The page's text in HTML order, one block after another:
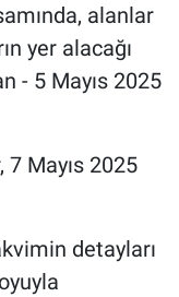
alanlar
yer alacağı
- 5 Mayıs 2025
Mayıs 2025
detayları